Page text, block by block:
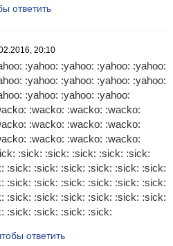
ответить
20:10
:yahoo: :yahoo: :yahoo: :yahoo:
:yahoo: :yahoo: :yahoo: :yahoo:
:yahoo: :yahoo: :yahoo:
:wacko: :wacko: :wacko:
:wacko: :wacko: :wacko:
:wacko: :wacko: :wacko:
:sick: :sick: :sick: :sick: :sick:
:sick: :sick: :sick: :sick: :sick: :sick:
:sick: :sick: :sick: :sick: :sick: :sick:
:sick: :sick: :sick: :sick: :sick: :sick:
:sick: :sick: :sick: :sick:
ответить